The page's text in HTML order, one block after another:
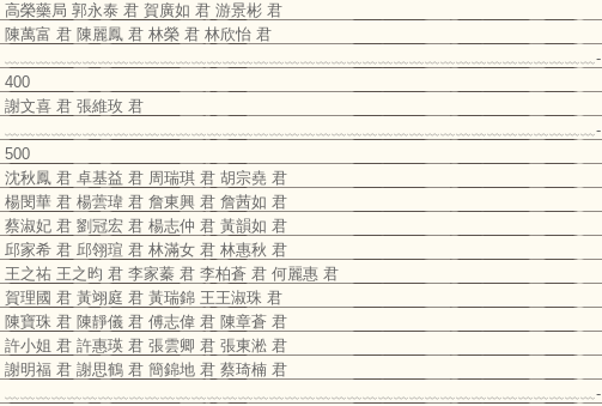
高榮藥局 郭永泰 君 賀廣如 君 游景彬 君
陳萬富 君 陳麗鳳 君 林榮 君 林欣怡 君
﹏﹏﹏﹏﹏﹏﹏﹏﹏﹏﹏﹏﹏﹏﹏﹏﹏﹏﹏﹏﹏﹏﹏﹏﹏﹏﹏﹏﹏﹏﹏﹏﹏﹏﹏﹏﹏﹏-
400
謝文喜 君 張維玫 君
﹏﹏﹏﹏﹏﹏﹏﹏﹏﹏﹏﹏﹏﹏﹏﹏﹏﹏﹏﹏﹏﹏﹏﹏﹏﹏﹏﹏﹏﹏﹏﹏﹏﹏﹏﹏﹏﹏-
500
沈秋鳳 君 卓基益 君 周瑞琪 君 胡宗堯 君
楊閔華 君 楊蕓瑋 君 詹東興 君 詹茜如 君
蔡淑妃 君 劉冠宏 君 楊志仲 君 黃韻如 君
邱家希 君 邱翎瑄 君 林滿女 君 林惠秋 君
王之祐 王之昀 君 李家蓁 君 李柏蒼 君 何麗惠 君
賀理國 君 黃翊庭 君 黃瑞錦 王王淑珠 君
陳寶珠 君 陳靜儀 君 傅志偉 君 陳章蒼 君
許小姐 君 許惠瑛 君 張雲卿 君 張東淞 君
謝明福 君 謝思鶴 君 簡錦地 君 蔡琦楠 君
﹏﹏﹏﹏﹏﹏﹏﹏﹏﹏﹏﹏﹏﹏﹏﹏﹏﹏﹏﹏﹏﹏﹏﹏﹏﹏﹏﹏﹏﹏﹏﹏﹏﹏﹏﹏﹏﹏-